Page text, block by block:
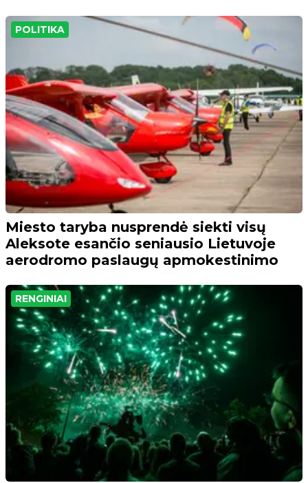
POLITIKA
Miesto taryba nusprendė siekti visų
Aleksote esančio seniausio Lietuvoje
aerodromo paslaugų apmokestinimo
RENGINIAI